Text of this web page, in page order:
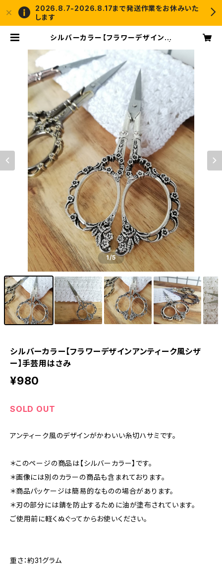
2026.8.7-2026.8.17まで発送作業をお休みいた
します
シルバーカラー【フラワーデザインア
crochet and me
1/5
シルバーカラー【フラワーデザインアンティーク風シザ
ー】手芸用はさみ
¥980
SOLD OUT
アンティーク風のデザインがかわいい糸切ハサミです。
＊このページの商品は【シルバーカラー】です。
＊画像には別のカラーの商品も含まれております。
＊商品パッケージは簡易的なものの場合があります。
＊刃の部分には錆を防止するために油が塗布されています。
ご使用前に軽くぬぐってからお使いください。
重さ：約31グラム